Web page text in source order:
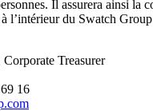
Il assurera ainsi la
l’intérieur du Swatch Group
Treasurer
16